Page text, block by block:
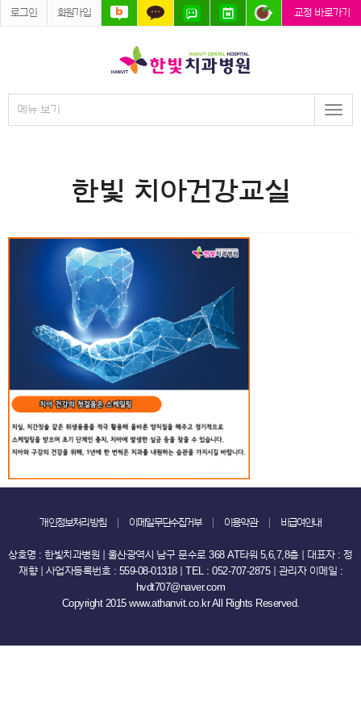
로그인 회원가입 교정 바로가기
메뉴 보기
한빛 치아건강교실
개인정보처리방침 이메일무단수집거부 이용약관 비급여안내
상호명 : 한빛치과병원 ｜ 울산광역시 남구 문수로 368 AT타워 5,6,7,8층 ｜ 대표자 : 정
재향 ｜ 사업자등록번호 : 559-08-01318 ｜ TEL : 052-707-2875 ｜ 관리자 이메일 :
hvdt707@naver.com
Copyright 2015 www.athanvit.co.kr All Rights Reserved.